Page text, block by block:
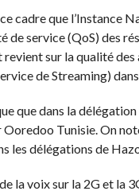
ce cadre que l’Instance
de service (QoS) des
sur la qualité
de Streaming)
que dans la
Ooredoo Tunisie. On
les délégations de
la voix sur la 2G et la